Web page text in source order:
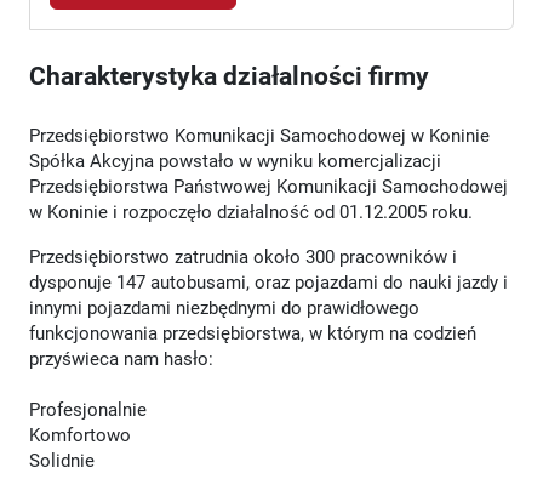
Charakterystyka działalności firmy
Przedsiębiorstwo Komunikacji Samochodowej w Koninie
Spółka Akcyjna powstało w wyniku komercjalizacji
Przedsiębiorstwa Państwowej Komunikacji Samochodowej
w Koninie i rozpoczęło działalność od 01.12.2005 roku.
Przedsiębiorstwo zatrudnia około 300 pracowników i
dysponuje 147 autobusami, oraz pojazdami do nauki jazdy i
innymi pojazdami niezbędnymi do prawidłowego
funkcjonowania przedsiębiorstwa, w którym na codzień
przyświeca nam hasło:
Profesjonalnie
Komfortowo
Solidnie